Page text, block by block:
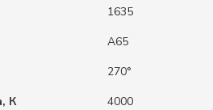
1635
A65
270°
К
4000